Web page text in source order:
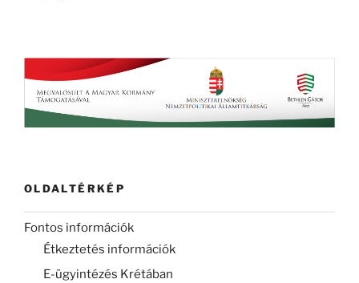
OLDALTÉRKÉP
Fontos információk
Étkeztetés információk
E-ügyintézés Krétában